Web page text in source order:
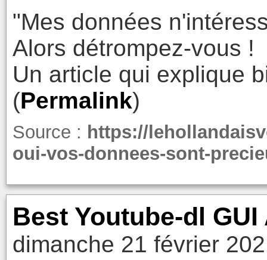
"Mes données
Alors détrompez-vous !
Un article qui explique
(Permalink)
Source : https://
oui-vos-donnees-sont-
Best Youtube-dl
dimanche 21 février